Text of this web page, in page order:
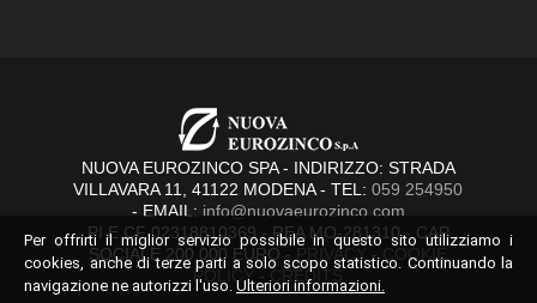
NUOVA EUROZINCO SPA - INDIRIZZO: STRADA
VILLAVARA 11, 41122 MODENA - TEL:059 254950
- EMAIL: info@nuovaeurozinco.com
PI E CF 02318810369 - REA MO-281310 - CAP
SOCIALE 200.000 EURO -
PRIVACY -
COOKIE
POLICY - CREDITS
Per offrirti il miglior servizio possibile in questo sito utilizziamo i
cookies, anche di terze parti a solo scopo statistico. Continuando la
navigazione ne autorizzi l'uso. Ulteriori informazioni.